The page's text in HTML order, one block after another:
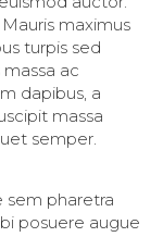
maximus
turpis sed
ac
dapibus, a
massa
semper.
sem pharetra
posuere augue